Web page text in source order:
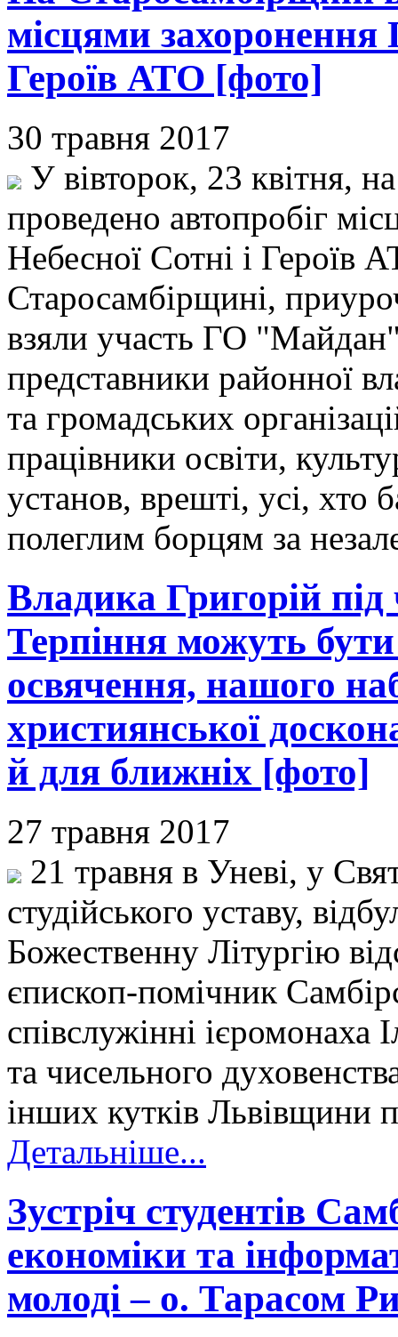
місцями захоронення
Героїв АТО [фото]
30 травня 2017
У вівторок, 23 квітня,
проведено автопробіг
Небесної Сотні і Героїв
Старосамбірщині,
взяли участь ГО
представники районної
та громадських
працівники освіти,
установ, врешті, усі, хто
полеглим борцям за
Владика Григорій
Терпіння можуть
освячення, нашого
християнської
й для ближніх [фото]
27 травня 2017
21 травня в Уневі, у
студійського уставу,
Божественну Літургію
єпископ-помічник
співслужінні ієромонаха
та чисельного
інших кутків Львівщини
Детальніше...
Зустріч студентів
економіки та
молоді – о. Тарасом